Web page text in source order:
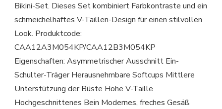
Bikini-Set. Dieses Set kombiniert Farbkontraste und ein
schmeichelhaftes V-Taillen-Design für einen stilvollen
Look. Produktcode:
CAA12A3M054KP/CAA12B3M054KP
Eigenschaften: Asymmetrischer Ausschnitt Ein-
Schulter-Träger Herausnehmbare Softcups Mittlere
Unterstützung der Büste Hohe V-Taille
Hochgeschnittenes Bein Modernes, freches Gesäß